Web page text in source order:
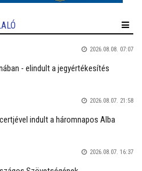
2026.08.08. 07:07
- elindult a jegyértékesítés
2026.08.07. 21:58
indult a háromnapos Alba
2026.08.07. 16:37